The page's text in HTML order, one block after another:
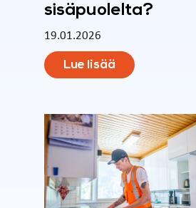
sisäpuolelta?
19.01.2026
Lue lisää